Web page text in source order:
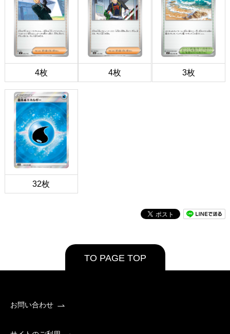
4枚 4枚 3枚
32枚
TO PAGE TOP
お問い合わせ